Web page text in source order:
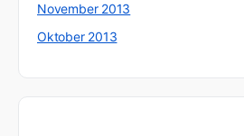
November 2013
Oktober 2013